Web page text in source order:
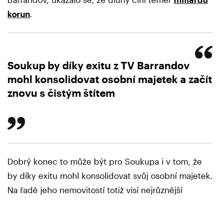
korun.
Soukup by díky exitu z TV Barrandov
mohl konsolidovat osobní majetek a začít
znovu s čistým štítem
Dobrý konec to může být pro Soukupa i v tom, že
by díky exitu mohl konsolidovat svůj osobní majetek.
Na řadě jeho nemovitostí totiž visí nejrůznější